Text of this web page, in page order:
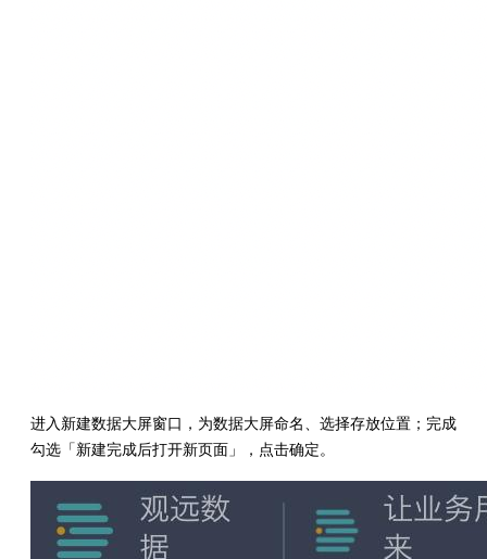
进入新建数据大屏窗口，为数据大屏命名、选择存放位置；完成
勾选「新建完成后打开新页面」，点击确定。